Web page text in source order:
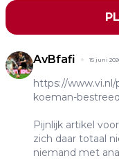
AvBfafi 15 juni
https://www.vi.nl/
koeman-
Pijnlijk artikel
zich daar totaal
niemand met